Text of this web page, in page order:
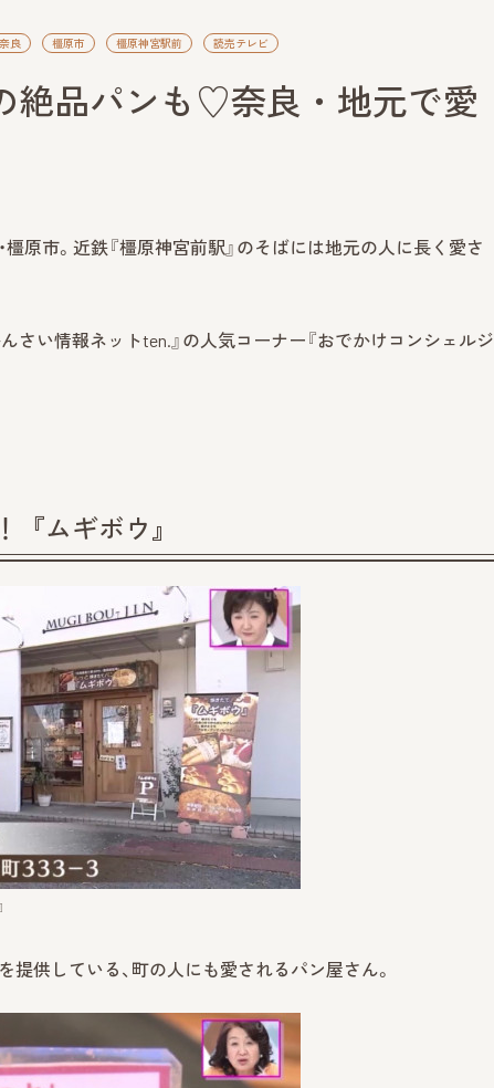
奈良 橿原市 橿原神宮駅前 読売テレビ
絶品パンも♡奈良・地元で愛
原市。近鉄『橿原神宮前駅』のそばには地元の人に長く愛さ
んさい情報ネットten.』の人気コーナー『おでかけコンシェルジ
ムギボウ』
提供している、町の人にも愛されるパン屋さん。